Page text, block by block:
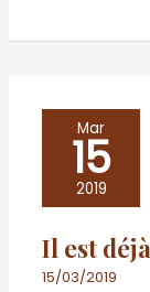
Mar
15
2019
Il est
15/03/2019
déjà
–
Henri